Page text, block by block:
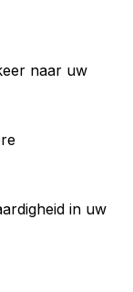
naar uw
in uw